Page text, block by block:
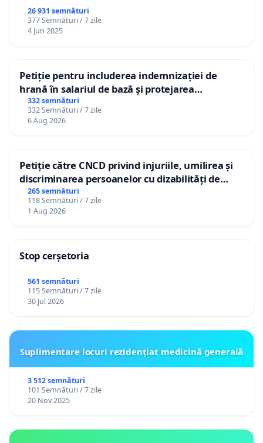
26 931 semnături
377 Semnături / 7 zile
4 Jun 2025
Petiție pentru includerea indemnizației de
hrană în salariul de bază și protejarea
gradațiilor de vechime pentru asistenții
personali
332 semnături
332 Semnături / 7 zile
6 Aug 2026
Petiție către CNCD privind injuriile, umilirea și
discriminarea persoanelor cu dizabilități de
către utilizatorul TikTok „Gorici”
265 semnături
118 Semnături / 7 zile
1 Aug 2026
Stop cerșetoria
561 semnături
115 Semnături / 7 zile
30 Jul 2026
Suplimentare locuri rezidențiat medicină generală
3 512 semnături
101 Semnături / 7 zile
20 Nov 2025